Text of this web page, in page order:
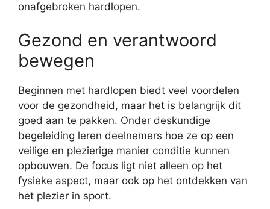
onafgebroken hardlopen.
Gezond en verantwoord
bewegen
Beginnen met hardlopen biedt veel voordelen
voor de gezondheid, maar het is belangrijk dit
goed aan te pakken. Onder deskundige
begeleiding leren deelnemers hoe ze op een
veilige en plezierige manier conditie kunnen
opbouwen. De focus ligt niet alleen op het
fysieke aspect, maar ook op het ontdekken van
het plezier in sport.